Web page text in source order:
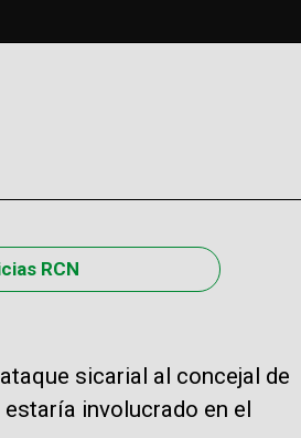
RCN
sicarial al concejal de
involucrado en el